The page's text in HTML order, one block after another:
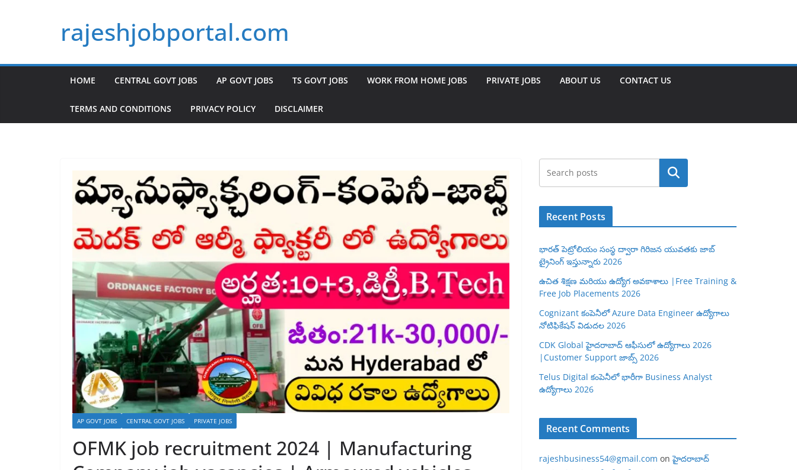
rajeshjobportal.com
HOME CENTRAL GOVT JOBS AP GOVT JOBS TS GOVT JOBS WORK FROM HOME JOBS PRIVATE JOBS ABOUT US CONTACT US
TERMS AND CONDITIONS PRIVACY POLICY DISCLAIMER
AP GOVT JOBS CENTRAL GOVT JOBS PRIVATE JOBS
OFMK job recruitment 2024 | Manufacturing
Search
Recent Posts
భారత్ పెట్రోలియం సంస్థ ద్వారా గిరిజన యువతకు జాబ్
ట్రైనింగ్ ఇస్తున్నారు 2026
ఉచిత శిక్షణ మరియు ఉద్యోగ అవకాశాలు |Free Training &
Free Job Placements 2026
Cognizant కంపెనీలో Azure Data Engineer ఉద్యోగాలు
నోటిఫికేషన్ విడుదల 2026
CDK Global హైదరాబాద్ ఆఫీసులో ఉద్యోగాలు 2026
|Customer Support జాబ్స్ 2026
Telus Digital కంపెనీలో భారీగా Business Analyst
ఉద్యోగాలు 2026
Recent Comments
rajeshbusiness54@gmail.com onహైదరాబాద్